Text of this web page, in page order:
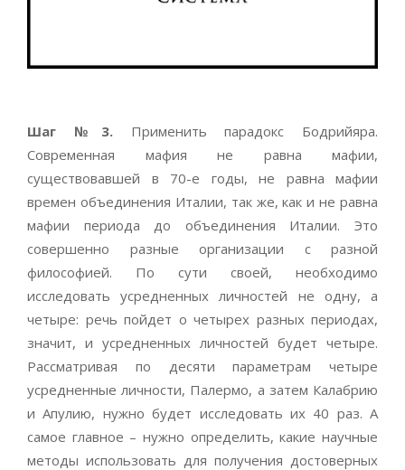
Шаг №3. Применить парадокс Бодрийяра.
Современная мафия не равна мафии,
существовавшей в 70-е годы, не равна мафии
времен объединения Италии, так же, как и не равна
мафии периода до объединения Италии. Это
совершенно разные организации с разной
философией. По сути своей, необходимо
исследовать усредненных личностей не одну, а
четыре: речь пойдет о четырех разных периодах,
значит, и усредненных личностей будет четыре.
Рассматривая по десяти параметрам четыре
усредненные личности, Палермо, а затем Калабрию
и Апулию, нужно будет исследовать их 40 раз. А
самое главное – нужно определить, какие научные
методы использовать для получения достоверных